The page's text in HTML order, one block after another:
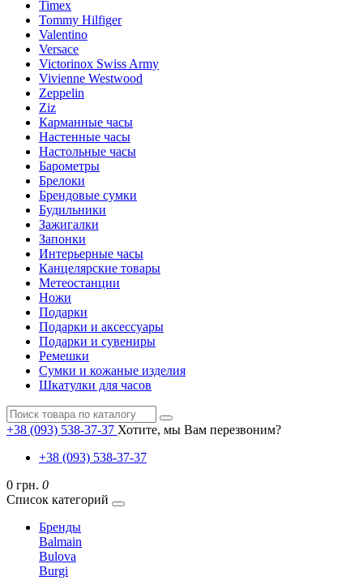
Timex
Tommy Hilfiger
Valentino
Versace
Victorinox Swiss Army
Vivienne Westwood
Zeppelin
Ziz
Карманные часы
Настенные часы
Настольные часы
Барометры
Брелоки
Брендовые сумки
Будильники
Зажигалки
Запонки
Интерьерные часы
Канцелярские товары
Метеостанции
Ножи
Подарки
Подарки и аксессуары
Подарки и сувениры
Ремешки
Сумки и кожаные изделия
Шкатулки для часов
+38 (093) 538-37-37 Хотите, мы Вам перезвоним?
+38 (093) 538-37-37
0 грн. 0
Список категорий
Бренды
Balmain
Bulova
Burgi